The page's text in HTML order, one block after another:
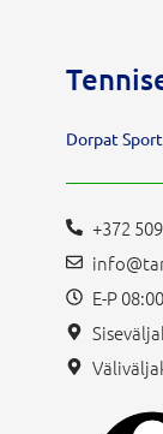
Dorpat
+372
E-P